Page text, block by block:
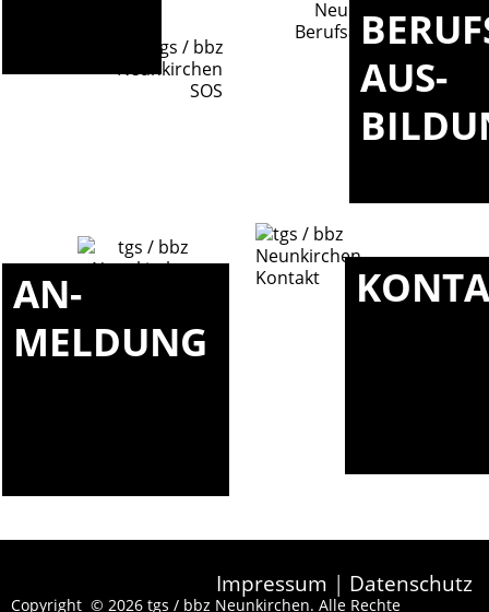
AUS-
AN-
MELDUNG
Copyright © 2026 tgs / bbz Neunkirchen. Alle Rechte
Impressum | Datenschutz